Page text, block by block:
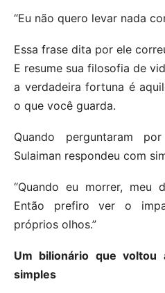
“Eu não quero levar nada
Essa frase dita por ele
E resume sua filosofia de
a verdadeira fortuna é
o que você guarda.
Quando perguntaram
Sulaiman respondeu com
“Quando eu morrer, meu
Então prefiro ver o
próprios olhos.”
Um bilionário que
simples